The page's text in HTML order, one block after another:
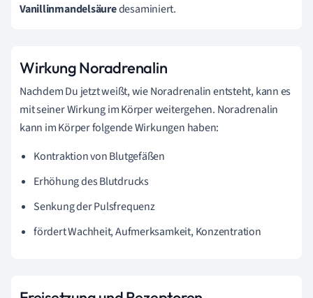
Vanillinmandelsäuredesaminiert.
Wirkung Noradrenalin
Nachdem Du jetzt weißt, wie Noradrenalin entsteht, kann es
mit seiner Wirkung im Körper weitergehen. Noradrenalin
kann im Körper folgende Wirkungen haben:
Kontraktion von Blutgefäßen
Erhöhung des Blutdrucks
Senkung der Pulsfrequenz
fördert Wachheit, Aufmerksamkeit, Konzentration